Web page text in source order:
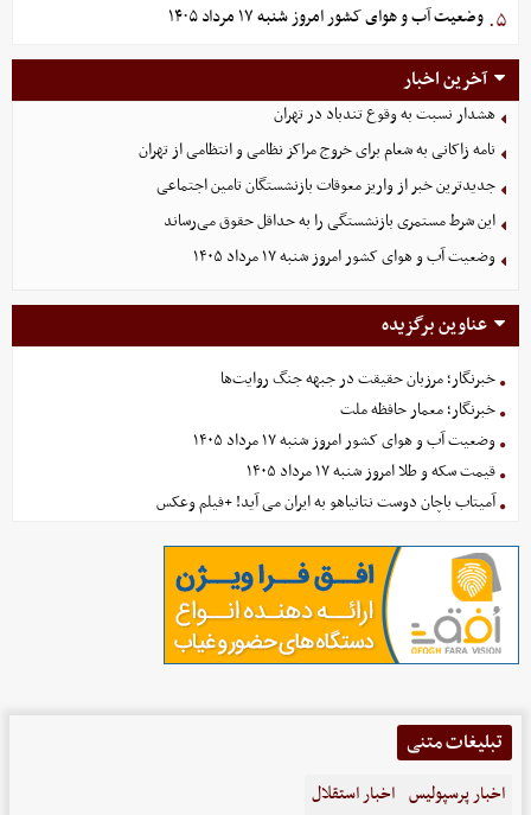
۵. وضعیت آب و هوای کشور امروز شنبه ۱۷ مرداد ۱۴۰۵
آخرین اخبار
هشدار نسبت به وقوع تندباد در تهران
نامه زاکانی به شعام برای خروج مراکز نظامی و انتظامی از تهران
جدیدترین خبر از واریز معوقات بازنشستگان تامین اجتماعی
این شرط مستمری بازنشستگی را به حداقل حقوق می‌رساند
وضعیت آب و هوای کشور امروز شنبه ۱۷ مرداد ۱۴۰۵
عناوین برگزیده
خبرنگار؛ مرزبان حقیقت در جبهه جنگ روایت‌ها
خبرنگار؛ معمار حافظه ملت
وضعیت آب و هوای کشور امروز شنبه ۱۷ مرداد ۱۴۰۵
قیمت سکه و طلا امروز شنبه ۱۷ مرداد ۱۴۰۵
آمیتاب باچان دوست نتانیاهو به ایران می آید! +فیلم وعکس
تبلیغات متنی
اخبار پرسپولیس اخبار استقلال